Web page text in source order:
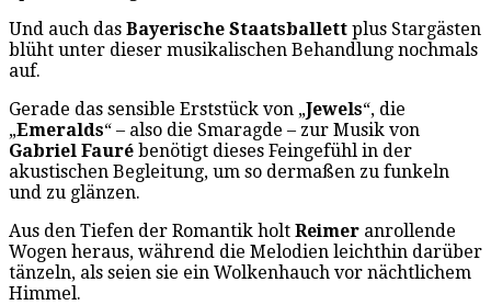
Und auch das Bayerische Staatsballett plus Stargästen
blüht unter dieser musikalischen Behandlung nochmals
auf.
Gerade das sensible Erststück von „Jewels“, die
„Emeralds“ – also die Smaragde – zur Musik von
Gabriel Fauré benötigt dieses Feingefühl in der
akustischen Begleitung, um so dermaßen zu funkeln
und zu glänzen.
Aus den Tiefen der Romantik holt Reimer anrollende
Wogen heraus, während die Melodien leichthin darüber
tänzeln, als seien sie ein Wolkenhauch vor nächtlichem
Himmel.